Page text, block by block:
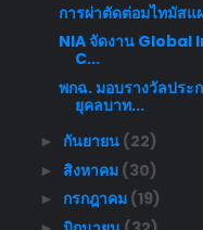
การผ่าตัดต่อมไทมัสแ
NIA จัดงาน
C...
พกฉ. มอบรางวัลประ
ยุคลบาท...
► กันยายน (22)
► สิงหาคม (30)
► กรกฎาคม (19)